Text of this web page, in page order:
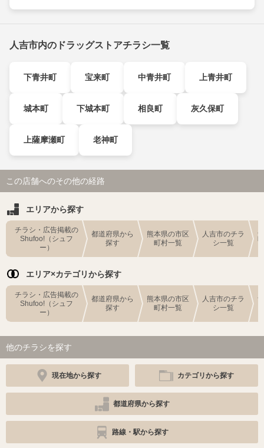
人吉市内のドラッグストアチラシ一覧
下青井町 宝来町 中青井町 上青井町
城本町 下城本町 相良町 灰久保町
上薩摩瀬町 老神町
この店舗へのその他の経路
エリアから探す
チラシ・広告掲載の
Shufoo!（シュフ
ー）
都道府県から
探す
熊本県の市区
町村一覧
人吉市のチラ
シ一覧
エリア×カテゴリから探す
チラシ・広告掲載の
Shufoo!（シュフ
ー）
都道府県から
探す
熊本県の市区
町村一覧
人吉市のチラ
シ一覧
他のチラシを探す
現在地から探す カテゴリから探す
都道府県から探す
路線・駅から探す